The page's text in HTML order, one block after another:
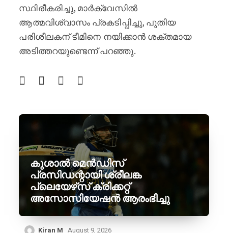
സ്ഥിരീകരിച്ചു, മാർക്വേസിൽ
ആത്മവിശ്വാസം പ്രകടിപ്പിച്ചു, പുതിയ
പരിശീലകന് ടീമിനെ നയിക്കാൻ ശക്തമായ
അടിത്തറയുണ്ടെന്ന് പറഞ്ഞു.
കുശാൽ മെൻഡിസ്
പ്രസിഡന്റായി ശ്രീലങ്ക
പ്ലെയേഴ്‌സ് ക്രിക്കറ്റ്
അസോസിയേഷൻ ആരംഭിച്ചു
Kiran M August 9, 2026